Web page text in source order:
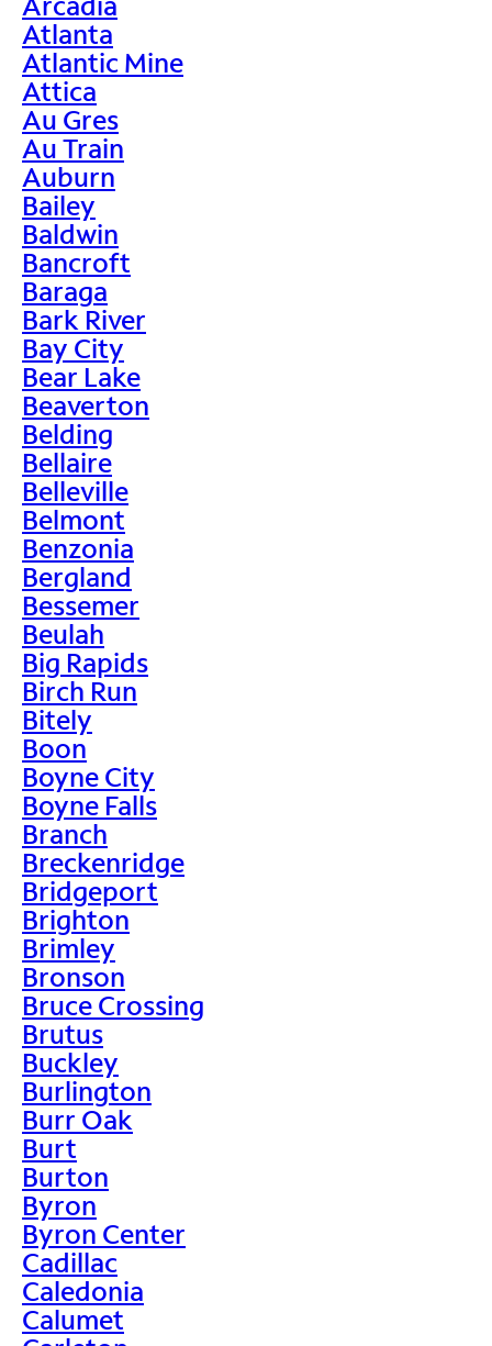
Atlanta
Atlantic Mine
Attica
Au Gres
Au Train
Auburn
Bailey
Baldwin
Bancroft
Baraga
Bark River
Bay City
Bear Lake
Beaverton
Belding
Bellaire
Belleville
Belmont
Benzonia
Bergland
Bessemer
Beulah
Big Rapids
Birch Run
Bitely
Boon
Boyne City
Boyne Falls
Branch
Breckenridge
Bridgeport
Brighton
Brimley
Bronson
Bruce Crossing
Brutus
Buckley
Burlington
Burr Oak
Burt
Burton
Byron
Byron Center
Cadillac
Caledonia
Calumet